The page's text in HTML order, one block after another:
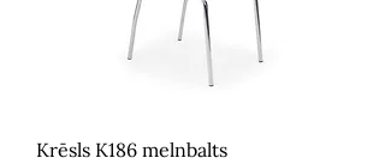
Krēsls K186 melnbalts